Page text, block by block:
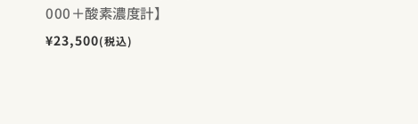
000＋酸素濃度計】
¥23,500(税込)